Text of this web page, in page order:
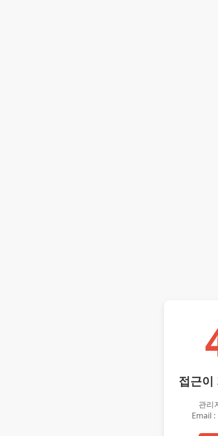
접근이
관리
Email